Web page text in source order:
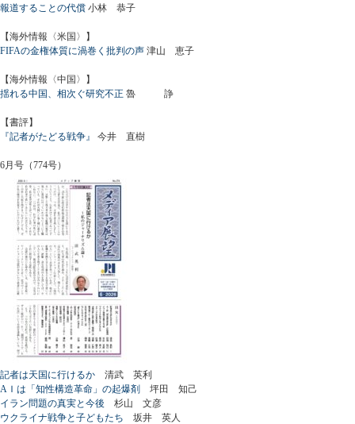
報道することの代償 小林 恭子
【海外情報〈米国〉】
FIFAの金権体質に渦巻く批判の声 津山 恵子
【海外情報〈中国〉】
揺れる中国、相次ぐ研究不正 魯 諍
【書評】
『記者がたどる戦争』
今井 直樹
6月号（774号）
記者は天国に行けるか 清武 英利
AＩは「知性構造革命」の起爆剤 坪田 知己
イラン問題の真実と今後 杉山 文彦
ウクライナ戦争と子どもたち 坂井 英人